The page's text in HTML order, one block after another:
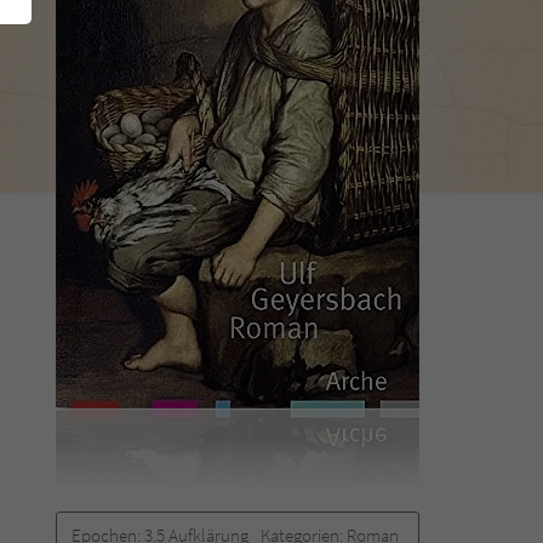
Epochen: 3.5 Aufklärung Kategorien: Roman